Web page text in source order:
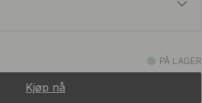
På lager
PÅ LAGER
Kjøp nå